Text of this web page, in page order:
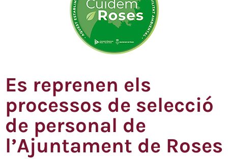
Es reprenen els
processos de selecció
de personal de
l’Ajuntament de Roses